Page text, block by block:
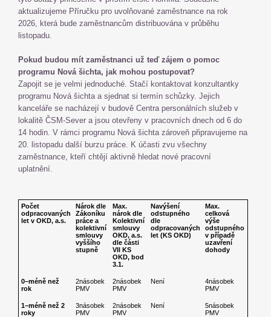
aktualizujeme Příručku pro uvolňované zaměstnance na rok
2026, která bude zaměstnancům distribuována v průběhu
listopadu.
Pokud budou mít zaměstnanci už teď zájem o pomoc
programu Nová šichta, jak mohou postupovat?
Zapojit se je velmi jednoduché. Stačí kontaktovat konzultantky
programu Nová šichta a sjednat si termín schůzky. Jejich
kanceláře se nacházejí v budově Centra personálních služeb v
lokalitě ČSM-Sever a jsou otevřeny v pracovních dnech od 6 do
14 hodin. V rámci programu Nová šichta zároveň připravujeme na
20. listopadu další burzu práce. K účasti zvu všechny
zaměstnance, kteří chtějí aktivně hledat nové pracovní
uplatnění.
Počet
odpracovaných
let v OKD, a.s.
Nárok dle
Zákoníku
práce a
kolektivní
smlouvy
vyššího
stupně
Max.
nárok dle
Kolektivní
smlouvy
OKD, a.s.
dle části
VII KS
OKD, bod
3.1.
Navýšení
odstupného
dle
odpracovaných
let (KS OKD)
Max.
celková
výše
odstupného
v případě
uzavření
dohody
0–méně než
rok
2násobek
PMV
2násobek
PMV
Není
4násobek
PMV
1–méně než 2
roky
3násobek
PMV
2násobek
PMV
Není
5násobek
PMV